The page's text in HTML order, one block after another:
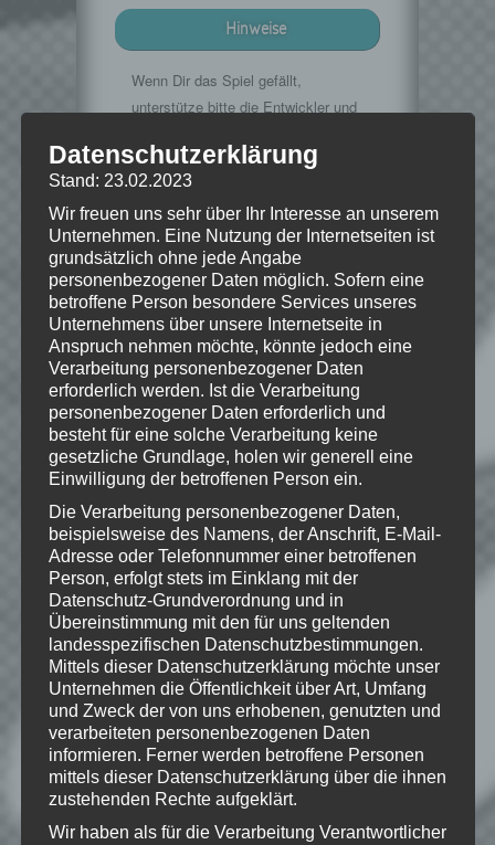
Hinweise
Wenn Dir das Spiel gefällt,
unterstütze bitte die Entwickler und
Mojang:https://minecraft.net/
© 2009-2015. "Minecraft" is a trademark
of Mojang AB
Wie gefällt dir dieser Beitrag?
Klicke hier und lasse
eine Bewertung da!
Schreibe einen Kommentar
Deine E-Mail-Adresse wird nicht
veröffentlicht. Erforderliche Felder
sind mit markiert
Kommentar*
Datenschutzerklärung
Stand: 23.02.2023
Wir freuen uns sehr über Ihr Interesse an unserem
Unternehmen. Eine Nutzung der Internetseiten ist
grundsätzlich ohne jede Angabe
personenbezogener Daten möglich. Sofern eine
betroffene Person besondere Services unseres
Unternehmens über unsere Internetseite in
Anspruch nehmen möchte, könnte jedoch eine
Verarbeitung personenbezogener Daten
erforderlich werden. Ist die Verarbeitung
personenbezogener Daten erforderlich und
besteht für eine solche Verarbeitung keine
gesetzliche Grundlage, holen wir generell eine
Einwilligung der betroffenen Person ein.
Die Verarbeitung personenbezogener Daten,
beispielsweise des Namens, der Anschrift, E-Mail-
Adresse oder Telefonnummer einer betroffenen
Person, erfolgt stets im Einklang mit der
Datenschutz-Grundverordnung und in
Übereinstimmung mit den für uns geltenden
landesspezifischen Datenschutzbestimmungen.
Mittels dieser Datenschutzerklärung möchte unser
Unternehmen die Öffentlichkeit über Art, Umfang
und Zweck der von uns erhobenen, genutzten und
verarbeiteten personenbezogenen Daten
informieren. Ferner werden betroffene Personen
mittels dieser Datenschutzerklärung über die ihnen
zustehenden Rechte aufgeklärt.
Wir haben als für die Verarbeitung Verantwortlicher